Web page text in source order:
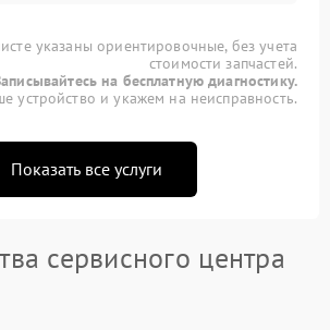
указаны ориентировочные, без учета
стоимости запчастей.
на бесплатную диагностику.
устройство и укажем на неисправность.
Показать все услуги
сервисного центра